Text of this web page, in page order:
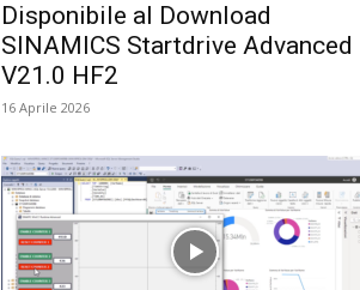
Disponibile al Download
SINAMICS Startdrive Advanced
V21.0 HF2
16 Aprile 2026